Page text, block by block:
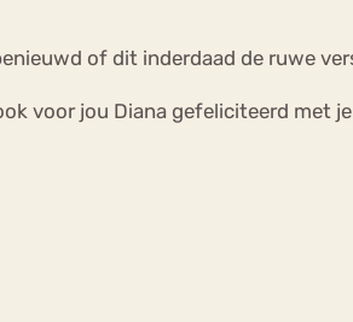
of dit inderdaad de ruwe
voor jou Diana gefeliciteerd met